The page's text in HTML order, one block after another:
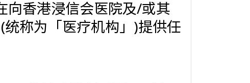
称为「医疗机构」)提供任